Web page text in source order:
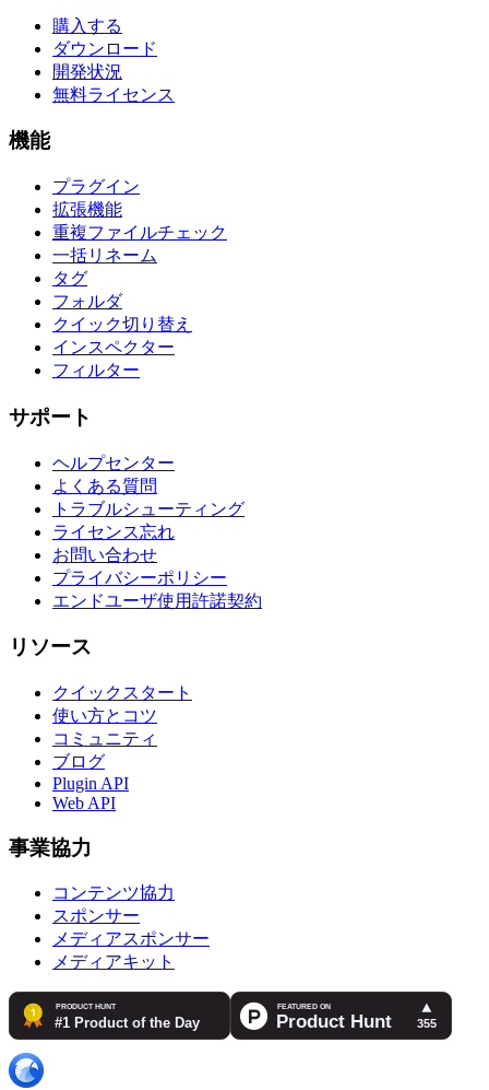
購入する
ダウンロード
開発状況
無料ライセンス
機能
プラグイン
拡張機能
重複ファイルチェック
一括リネーム
タグ
フォルダ
クイック切り替え
インスペクター
フィルター
サポート
ヘルプセンター
よくある質問
トラブルシューティング
ライセンス忘れ
お問い合わせ
プライバシーポリシー
エンドユーザ使用許諾契約
リソース
クイックスタート
使い方とコツ
コミュニティ
ブログ
Plugin API
Web API
事業協力
コンテンツ協力
スポンサー
メディアスポンサー
メディアキット